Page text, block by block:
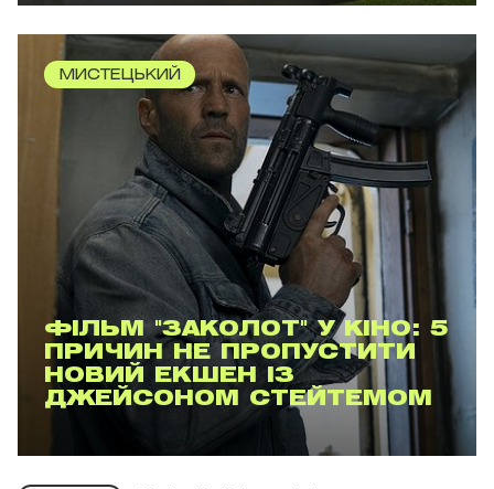
МИСТЕЦЬКИЙ
ФІЛЬМ "ЗАКОЛОТ" У КІНО: 5
ПРИЧИН НЕ ПРОПУСТИТИ
НОВИЙ ЕКШЕН ІЗ
ДЖЕЙСОНОМ СТЕЙТЕМОМ